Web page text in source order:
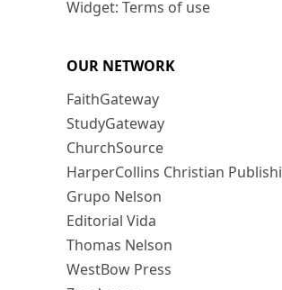
Widget: Terms of use
OUR NETWORK
FaithGateway
StudyGateway
ChurchSource
HarperCollins Christian
Grupo Nelson
Editorial Vida
Thomas Nelson
WestBow Press